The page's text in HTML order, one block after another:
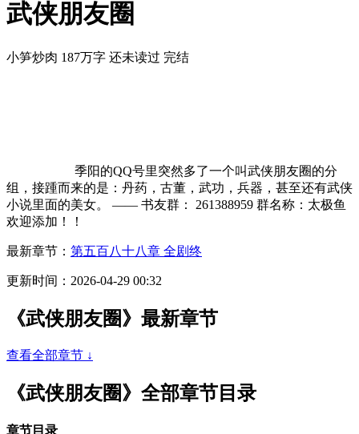
武侠朋友圈
小笋炒肉 187万字 还未读过 完结
季阳的QQ号里突然多了一个叫武侠朋友圈的分
组，接踵而来的是：丹药，古董，武功，兵器，甚至还有武侠
小说里面的美女。 —— 书友群： 261388959 群名称：太极鱼
欢迎添加！！
最新章节： 第五百八十八章 全剧终
更新时间：2026-04-29 00:32
《武侠朋友圈》最新章节
查看全部章节 ↓
《武侠朋友圈》全部章节目录
章节目录